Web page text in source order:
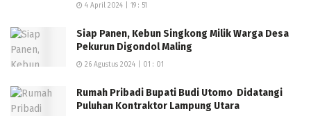
4 April 2024 | 19 : 51
Siap Panen, Kebun Singkong Milik Warga Desa
Pekurun Digondol Maling
26 Agustus 2024 | 01 : 01
Rumah Pribadi Bupati Budi Utomo Didatangi
Puluhan Kontraktor Lampung Utara